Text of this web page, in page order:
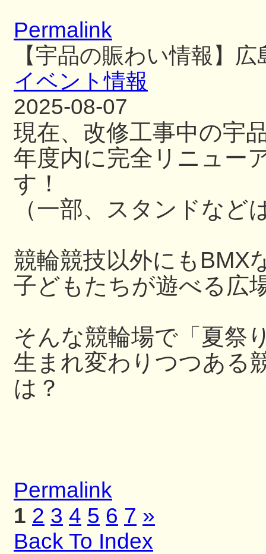
Permalink
【宇品の賑わい情報】
イベント情報
2025-08-07
現在、改修工事中の宇
年度内に完全リニュー
す！
（一部、スタンドなど
競輪競技以外にもBMX
子どもたちが遊べる広
そんな競輪場で「夏祭
生まれ変わりつつある
は？
Permalink
1 2 3 4 5 6 7 »
Back To Index